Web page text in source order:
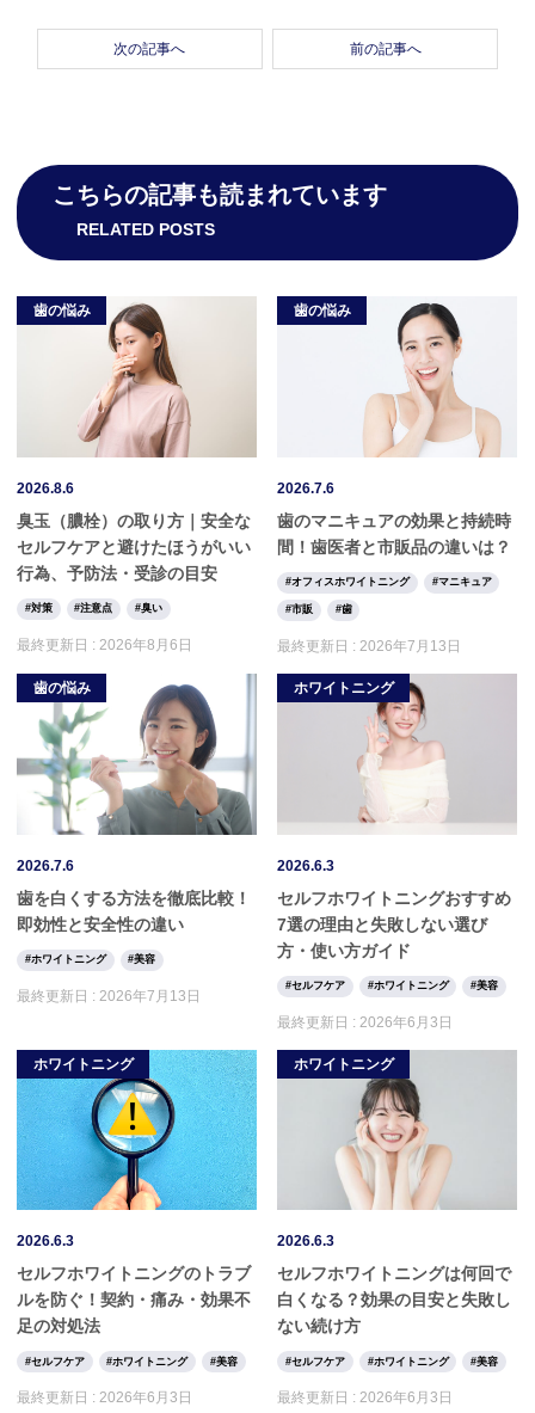
次の記事へ 前の記事へ
こちらの記事も読まれています
RELATED POSTS
歯の悩み
2026.8.6
臭玉（膿栓）の取り方｜安全な
セルフケアと避けたほうがいい
行為、予防法・受診の目安
対策 注意点 臭い
最終更新日 : 2026年8月6日
歯の悩み
2026.7.6
歯のマニキュアの効果と持続時
間！歯医者と市販品の違いは？
オフィスホワイトニング マニキュア
市販 歯
最終更新日 : 2026年7月13日
歯の悩み
2026.7.6
歯を白くする方法を徹底比較！
即効性と安全性の違い
ホワイトニング 美容
最終更新日 : 2026年7月13日
ホワイトニング
2026.6.3
セルフホワイトニングおすすめ
7選の理由と失敗しない選び
方・使い方ガイド
セルフケア ホワイトニング 美容
最終更新日 : 2026年6月3日
ホワイトニング
2026.6.3
セルフホワイトニングのトラブ
ルを防ぐ！契約・痛み・効果不
足の対処法
セルフケア ホワイトニング 美容
最終更新日 : 2026年6月3日
ホワイトニング
2026.6.3
セルフホワイトニングは何回で
白くなる？効果の目安と失敗し
ない続け方
セルフケア ホワイトニング 美容
最終更新日 :2026年6月3日